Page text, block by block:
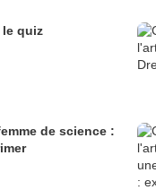
le quiz
de science :